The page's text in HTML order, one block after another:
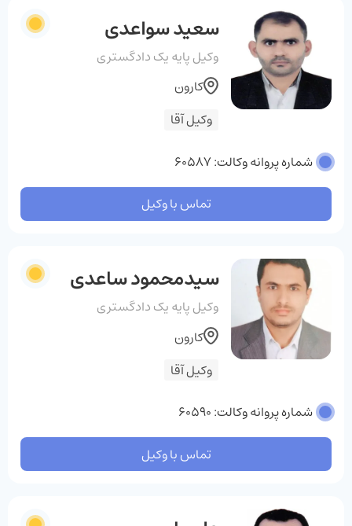
سعید سواعدی
وکیل پایه یک دادگستری
وکیل آقا
کارون
شماره پروانه وکالت: 60587
تماس با وکیل
سیدمحمود ساعدی
وکیل پایه یک دادگستری
وکیل آقا
کارون
شماره پروانه وکالت: 60590
تماس با وکیل